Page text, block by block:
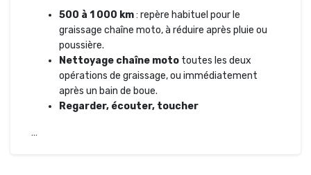
500 à 1 000 km: repère habituel pour le
graissage chaîne moto, à réduire après pluie ou
poussière.
Nettoyage chaîne moto toutes les deux
opérations de graissage, ou immédiatement
après un bain de boue.
Regarder, écouter, toucher
…